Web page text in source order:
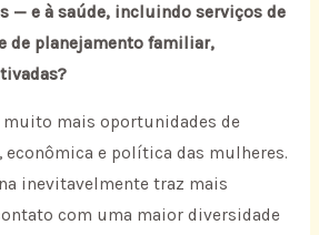
— e à saúde, incluindo serviços de
de planejamento familiar,
muito mais oportunidades de
e política das mulheres.
inevitavelmente traz mais
com uma maior diversidade